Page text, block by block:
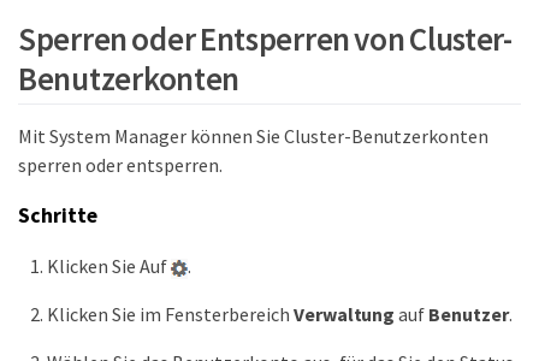
Sperren oder Entsperren von Cluster-
Benutzerkonten
Mit System Manager können Sie Cluster-Benutzerkonten
sperren oder entsperren.
Schritte
Klicken Sie Auf
.
Klicken Sie im Fensterbereich Verwaltung auf Benutzer.